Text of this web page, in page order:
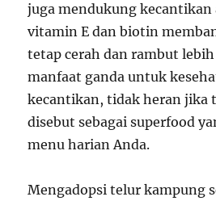
juga mendukung kecantikan
vitamin E dan biotin
tetap cerah dan rambut
manfaat ganda untuk
kecantikan, tidak heran jika
disebut sebagai superfood
menu harian Anda.
Mengadopsi telur kampung